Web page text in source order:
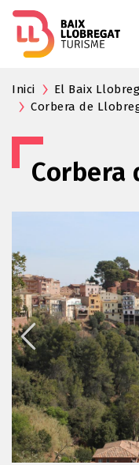
Inici El Baix
Corbera de
Corbera